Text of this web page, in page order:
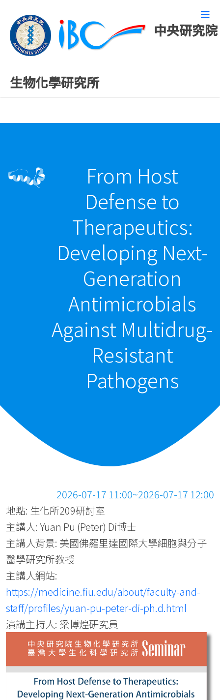
中央研究院
生物化學研究所
演講研討會公告
From Host
Defense to
Therapeutics:
Developing Next-
Generation
Antimicrobials
Against Multidrug-
Resistant
Pathogens
2026-07-17 11:00~2026-07-17 12:00
地點: 生化所209研討室
主講人: Yuan Pu (Peter) Di博士
主講人背景: 美國佛羅里達國際大學細胞與分子
醫學研究所教授
主講人網站:
https://medicine.fiu.edu/about/faculty-and-
staff/profiles/yuan-pu-peter-di-ph.d.html
演講主持人: 梁博煌研究員